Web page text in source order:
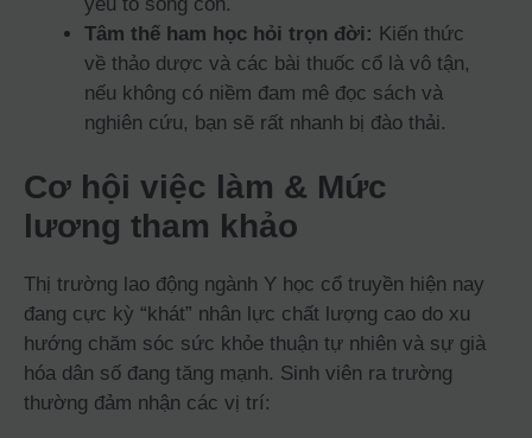
Tâm thế ham học hỏi trọn đời: Kiến thức
về thảo dược và các bài thuốc cổ là vô tận,
nếu không có niềm đam mê đọc sách và
nghiên cứu, bạn sẽ rất nhanh bị đào thải.
Cơ hội việc làm & Mức
lương tham khảo
Thị trường lao động ngành Y học cổ truyền hiện nay
đang cực kỳ “khát” nhân lực chất lượng cao do xu
hướng chăm sóc sức khỏe thuận tự nhiên và sự già
hóa dân số đang tăng mạnh. Sinh viên ra trường
thường đảm nhận các vị trí: